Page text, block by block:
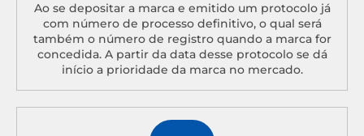
Ao se depositar a marca e emitido um protocolo já
com número de processo definitivo, o qual será
também o número de registro quando a marca for
concedida. A partir da data desse protocolo se dá
início a prioridade da marca no mercado.